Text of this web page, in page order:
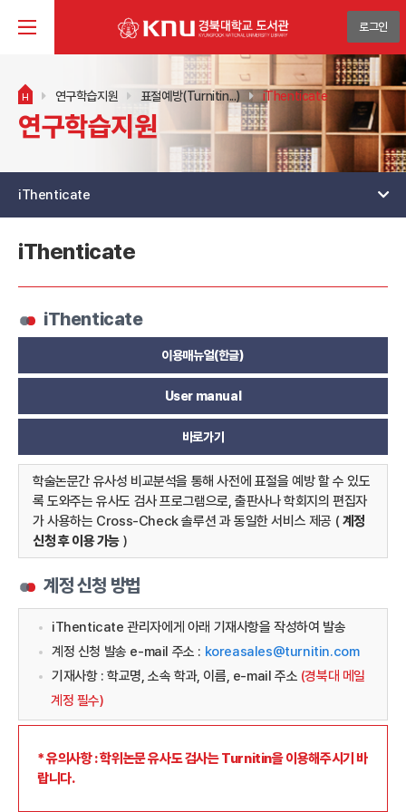
로그인
H 연구학습지원 표절예방(Turnitin...) iThenticate
연구학습지원
iThenticate
iThenticate
iThenticate
이용매뉴얼(한글)
User manual
바로가기
학술논문간 유사성 비교분석을 통해 사전에 표절을 예방 할 수 있도
록 도와주는 유사도 검사 프로그램으로, 출판사나 학회지의 편집자
가 사용하는 Cross-Check 솔루션 과 동일한 서비스 제공 (계정
신청 후 이용 가능 )
계정 신청 방법
iThenticate 관리자에게 아래 기재사항을 작성하여 발송
계정 신청 발송 e-mail 주소 : koreasales@turnitin.com
기재사항 : 학교명, 소속 학과, 이름, e-mail 주소 (경북대 메일
계정 필수)
* 유의사항 : 학위논문 유사도 검사는 Turnitin을 이용해주시기 바
랍니다.